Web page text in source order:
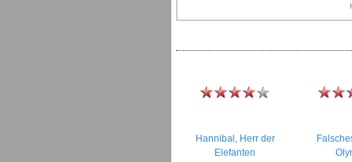
Hannibal, Herr der
Elefanten